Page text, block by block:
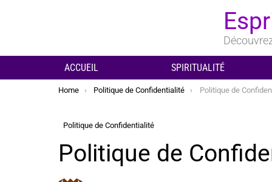
ACCUEIL SPIRITUALITÉ
You are here:
Home Politique de Confidentialité Politique de
Politique de Confidentialité
Politique de